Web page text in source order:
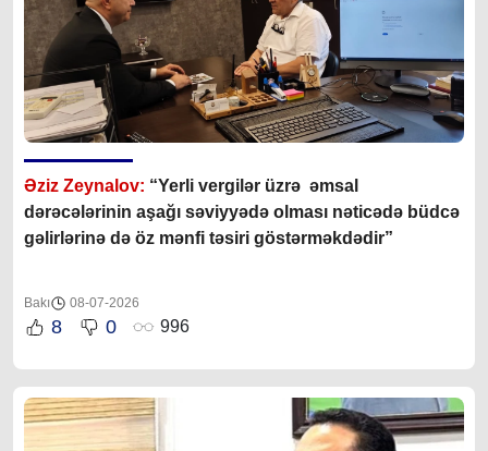
Əziz Zeynalov: “Yerli vergilər üzrə əmsal
dərəcələrinin aşağı səviyyədə olması nəticədə büdcə
gəlirlərinə də öz mənfi təsiri göstərməkdədir”
Bakı 08-07-2026
8 0 996